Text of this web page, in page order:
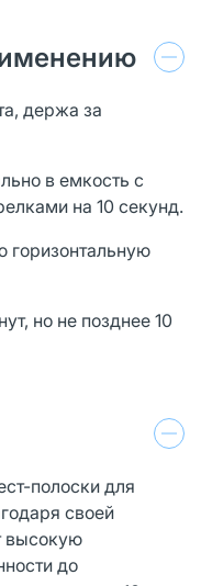
держа за
в емкость с
на 10 секунд.
горизонтальную
но не позднее 10
полоски для
своей
высокую
до